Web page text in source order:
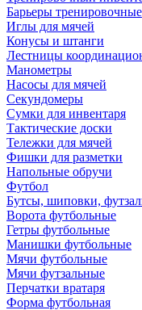
Барьеры тренировочные
Иглы для мячей
Конусы и штанги
Лестницы
Манометры
Насосы для мячей
Секундомеры
Сумки для инвентаря
Тактические доски
Тележки для мячей
Фишки для разметки
Напольные обручи
Футбол
Бутсы, шиповки,
Ворота футбольные
Гетры футбольные
Манишки футбольные
Мячи футбольные
Мячи футзальные
Перчатки вратаря
Форма футбольная